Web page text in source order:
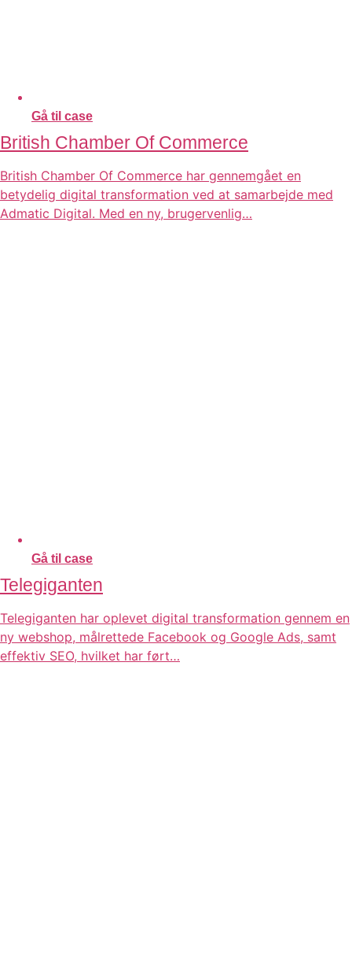
Gå til case
British Chamber Of Commerce
British Chamber Of Commerce har gennemgået en
betydelig digital transformation ved at samarbejde med
Admatic Digital. Med en ny, brugervenlig…
Gå til case
Telegiganten
Telegiganten har oplevet digital transformation gennem en
ny webshop, målrettede Facebook og Google Ads, samt
effektiv SEO, hvilket har ført…